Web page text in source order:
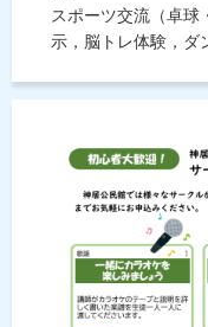
スポーツ交流（卓球
示，脳トレ体験，ダ